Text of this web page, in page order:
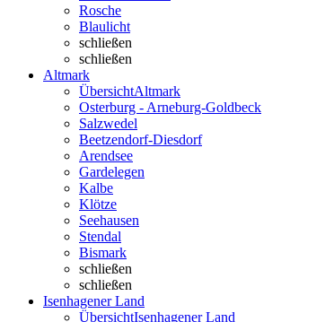
Rosche
Blaulicht
schließen
schließen
Altmark
ÜbersichtAltmark
Osterburg - Arneburg-Goldbeck
Salzwedel
Beetzendorf-Diesdorf
Arendsee
Gardelegen
Kalbe
Klötze
Seehausen
Stendal
Bismark
schließen
schließen
Isenhagener Land
ÜbersichtIsenhagener Land